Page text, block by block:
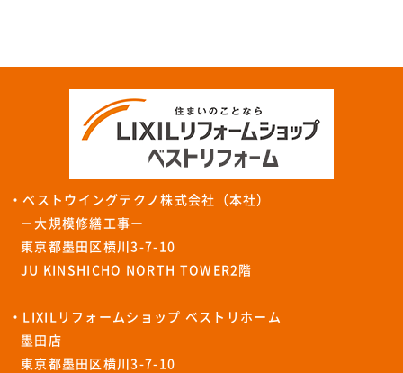
・ベストウイングテクノ株式会社（本社）
－大規模修繕工事ー
東京都墨田区横川3-7-10
JU KINSHICHO NORTH TOWER2階
・LIXILリフォームショップ ベストリホーム
墨田店
東京都墨田区横川3-7-10